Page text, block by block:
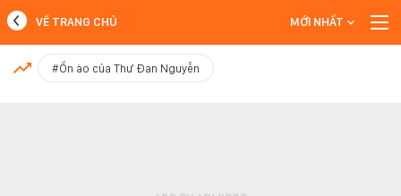
MỚI NHẤT
VỀ TRANG CHỦ MỚI NHẤT
#Ồn ào của Thư Đan Nguyễn